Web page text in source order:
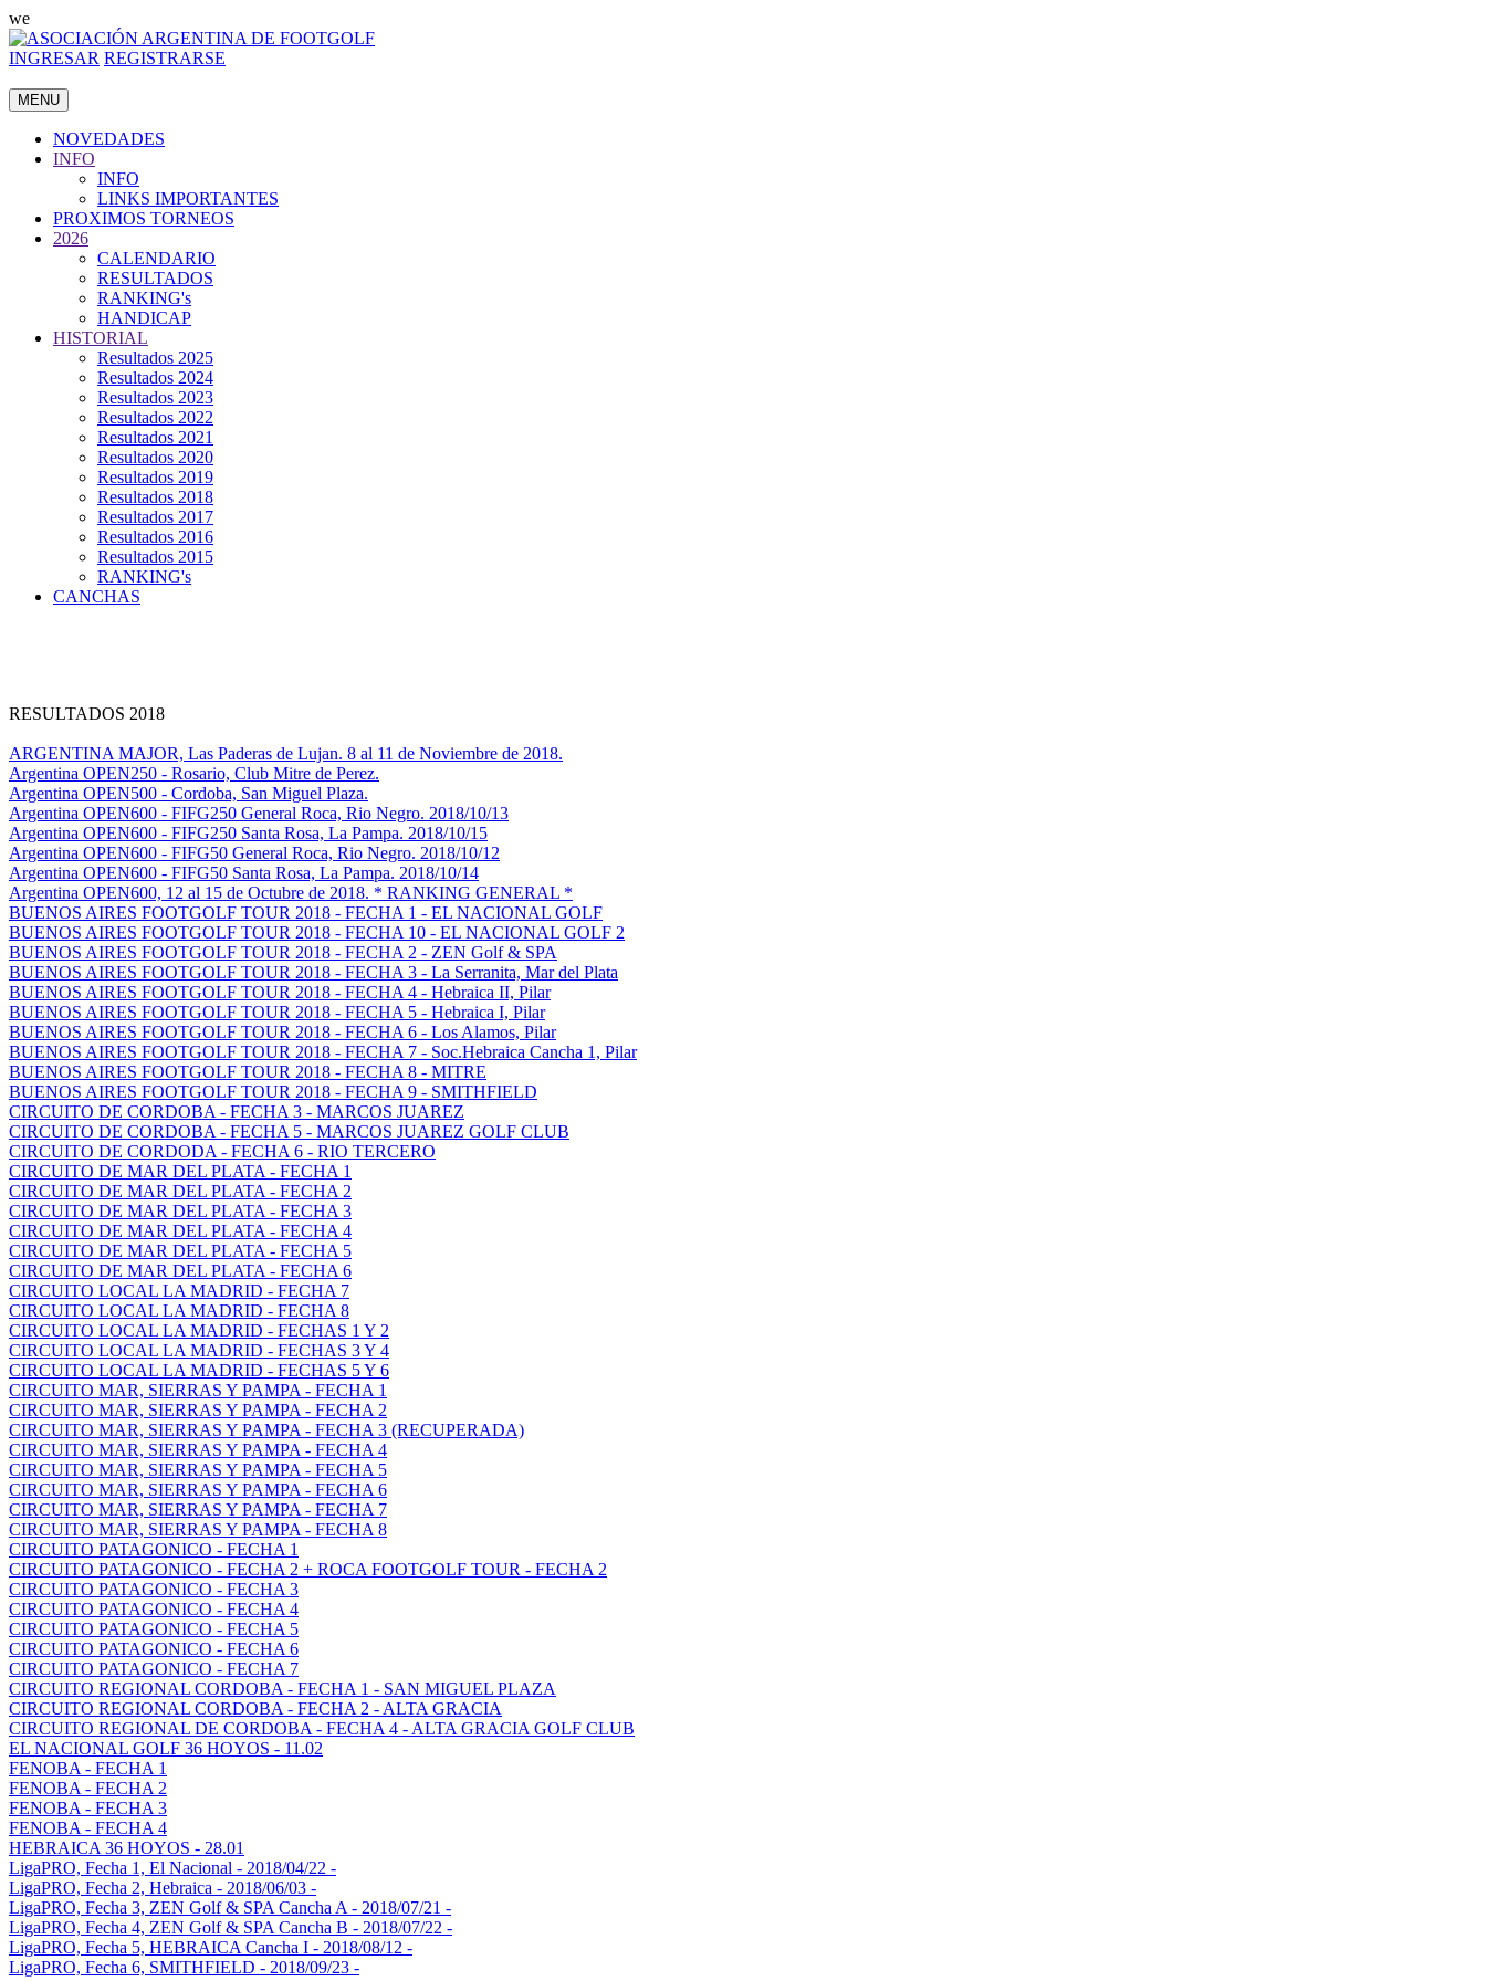
we
INGRESAR REGISTRARSE
MENU
NOVEDADES
INFO
INFO
LINKS IMPORTANTES
PROXIMOS TORNEOS
2026
CALENDARIO
RESULTADOS
RANKING's
HANDICAP
HISTORIAL
Resultados 2025
Resultados 2024
Resultados 2023
Resultados 2022
Resultados 2021
Resultados 2020
Resultados 2019
Resultados 2018
Resultados 2017
Resultados 2016
Resultados 2015
RANKING's
CANCHAS
RESULTADOS 2018
ARGENTINA MAJOR, Las Paderas de Lujan. 8 al 11 de Noviembre de 2018.
Argentina OPEN250 - Rosario, Club Mitre de Perez.
Argentina OPEN500 - Cordoba, San Miguel Plaza.
Argentina OPEN600 - FIFG250 General Roca, Rio Negro. 2018/10/13
Argentina OPEN600 - FIFG250 Santa Rosa, La Pampa. 2018/10/15
Argentina OPEN600 - FIFG50 General Roca, Rio Negro. 2018/10/12
Argentina OPEN600 - FIFG50 Santa Rosa, La Pampa. 2018/10/14
Argentina OPEN600, 12 al 15 de Octubre de 2018. * RANKING GENERAL *
BUENOS AIRES FOOTGOLF TOUR 2018 - FECHA 1 - EL NACIONAL GOLF
BUENOS AIRES FOOTGOLF TOUR 2018 - FECHA 10 - EL NACIONAL GOLF 2
BUENOS AIRES FOOTGOLF TOUR 2018 - FECHA 2 - ZEN Golf & SPA
BUENOS AIRES FOOTGOLF TOUR 2018 - FECHA 3 - La Serranita, Mar del Plata
BUENOS AIRES FOOTGOLF TOUR 2018 - FECHA 4 - Hebraica II, Pilar
BUENOS AIRES FOOTGOLF TOUR 2018 - FECHA 5 - Hebraica I, Pilar
BUENOS AIRES FOOTGOLF TOUR 2018 - FECHA 6 - Los Alamos, Pilar
BUENOS AIRES FOOTGOLF TOUR 2018 - FECHA 7 - Soc.Hebraica Cancha 1, Pilar
BUENOS AIRES FOOTGOLF TOUR 2018 - FECHA 8 - MITRE
BUENOS AIRES FOOTGOLF TOUR 2018 - FECHA 9 - SMITHFIELD
CIRCUITO DE CORDOBA - FECHA 3 - MARCOS JUAREZ
CIRCUITO DE CORDOBA - FECHA 5 - MARCOS JUAREZ GOLF CLUB
CIRCUITO DE CORDODA - FECHA 6 - RIO TERCERO
CIRCUITO DE MAR DEL PLATA - FECHA 1
CIRCUITO DE MAR DEL PLATA - FECHA 2
CIRCUITO DE MAR DEL PLATA - FECHA 3
CIRCUITO DE MAR DEL PLATA - FECHA 4
CIRCUITO DE MAR DEL PLATA - FECHA 5
CIRCUITO DE MAR DEL PLATA - FECHA 6
CIRCUITO LOCAL LA MADRID - FECHA 7
CIRCUITO LOCAL LA MADRID - FECHA 8
CIRCUITO LOCAL LA MADRID - FECHAS 1 Y 2
CIRCUITO LOCAL LA MADRID - FECHAS 3 Y 4
CIRCUITO LOCAL LA MADRID - FECHAS 5 Y 6
CIRCUITO MAR, SIERRAS Y PAMPA - FECHA 1
CIRCUITO MAR, SIERRAS Y PAMPA - FECHA 2
CIRCUITO MAR, SIERRAS Y PAMPA - FECHA 3 (RECUPERADA)
CIRCUITO MAR, SIERRAS Y PAMPA - FECHA 4
CIRCUITO MAR, SIERRAS Y PAMPA - FECHA 5
CIRCUITO MAR, SIERRAS Y PAMPA - FECHA 6
CIRCUITO MAR, SIERRAS Y PAMPA - FECHA 7
CIRCUITO MAR, SIERRAS Y PAMPA - FECHA 8
CIRCUITO PATAGONICO - FECHA 1
CIRCUITO PATAGONICO - FECHA 2 + ROCA FOOTGOLF TOUR - FECHA 2
CIRCUITO PATAGONICO - FECHA 3
CIRCUITO PATAGONICO - FECHA 4
CIRCUITO PATAGONICO - FECHA 5
CIRCUITO PATAGONICO - FECHA 6
CIRCUITO PATAGONICO - FECHA 7
CIRCUITO REGIONAL CORDOBA - FECHA 1 - SAN MIGUEL PLAZA
CIRCUITO REGIONAL CORDOBA - FECHA 2 - ALTA GRACIA
CIRCUITO REGIONAL DE CORDOBA - FECHA 4 - ALTA GRACIA GOLF CLUB
EL NACIONAL GOLF 36 HOYOS - 11.02
FENOBA - FECHA 1
FENOBA - FECHA 2
FENOBA - FECHA 3
FENOBA - FECHA 4
HEBRAICA 36 HOYOS - 28.01
LigaPRO, Fecha 1, El Nacional - 2018/04/22 -
LigaPRO, Fecha 2, Hebraica - 2018/06/03 -
LigaPRO, Fecha 3, ZEN Golf & SPA Cancha A - 2018/07/21 -
LigaPRO, Fecha 4, ZEN Golf & SPA Cancha B - 2018/07/22 -
LigaPRO, Fecha 5, HEBRAICA Cancha I - 2018/08/12 -
LigaPRO, Fecha 6, SMITHFIELD - 2018/09/23 -